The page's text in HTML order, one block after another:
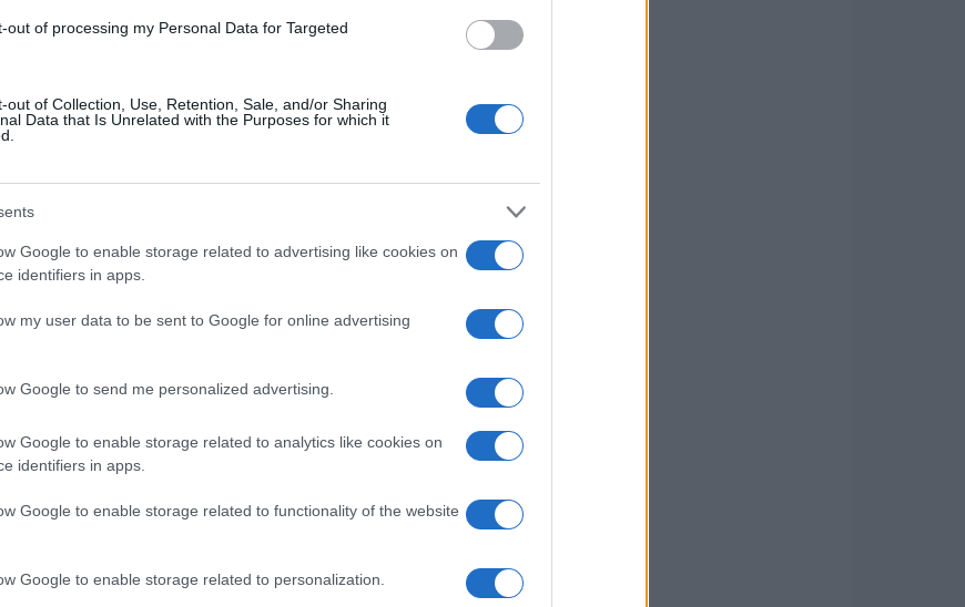
out of processing my Personal Data for Targeted
out of Collection, Use, Retention, Sale, and/or Sharing
Data that Is Unrelated with the Purposes for which it
Google to enable storage related to advertising like cookies on
identifiers in apps.
my user data to be sent to Google for online advertising
Google to send me personalized advertising.
Google to enable storage related to analytics like cookies on
identifiers in apps.
Google to enable storage related to functionality of the website
Google to enable storage related to personalization.
fare la legge
l'intervento legislativo sui social per i minori, con